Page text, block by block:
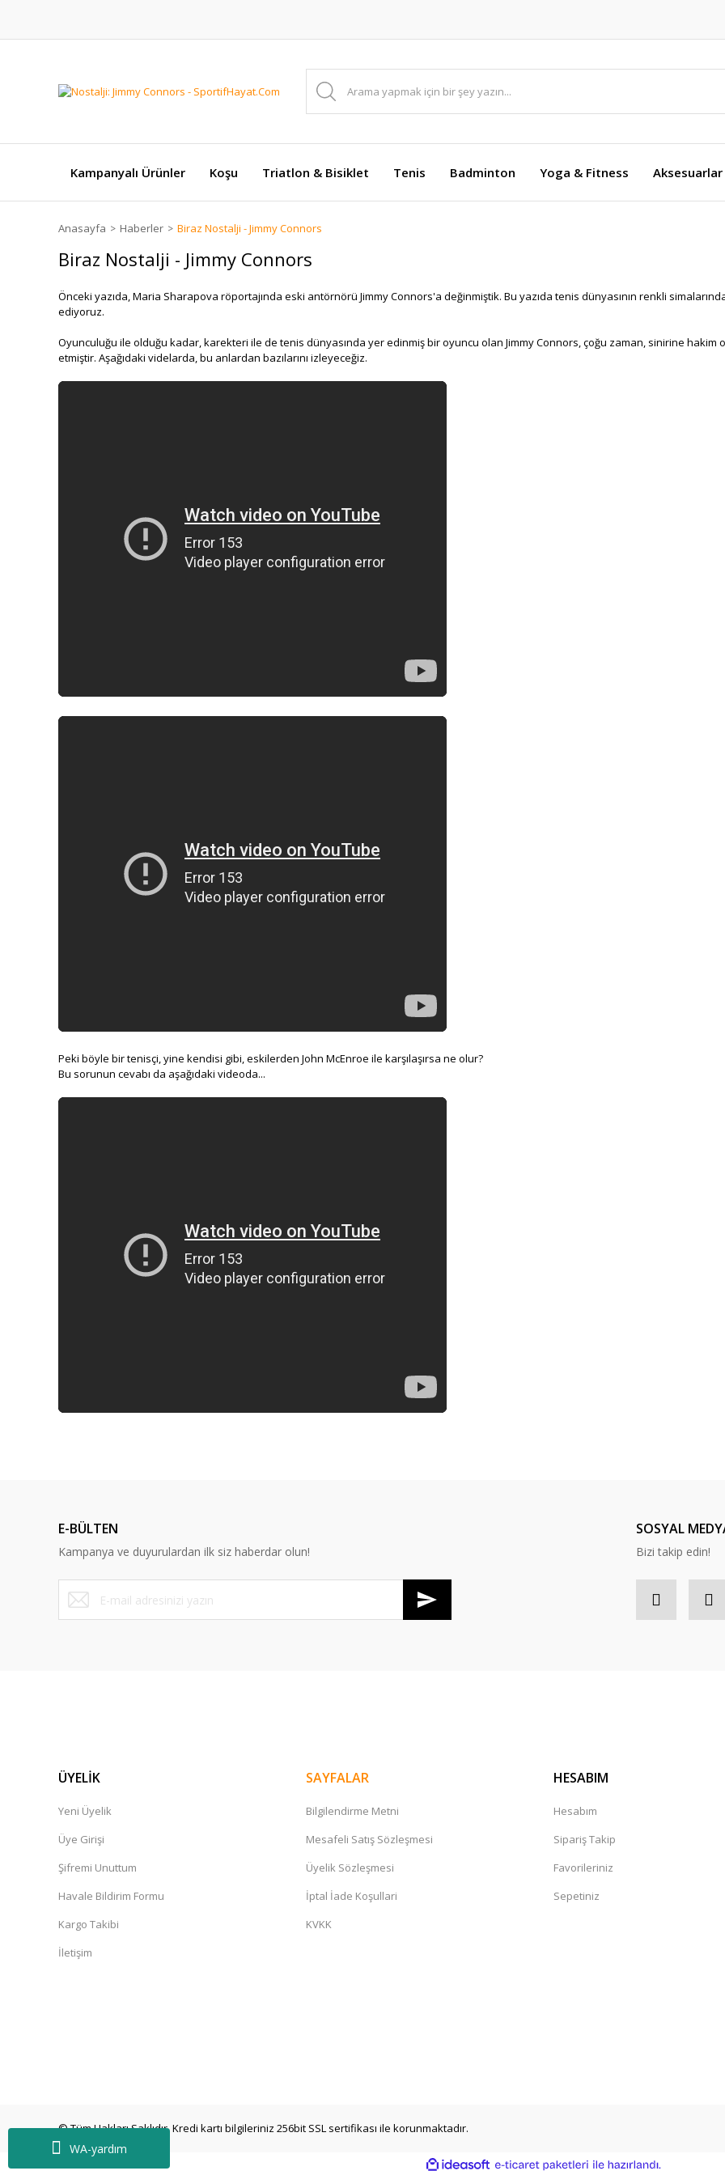
WA-yardım
Kampanyalı Ürünler Koşu Triatlon & Bisiklet Tenis Badminton Yoga & Fitness Aksesuarlar
Anasayfa Haberler Biraz Nostalji - Jimmy Connors
Biraz Nostalji - Jimmy Connors
Önceki yazıda, Maria Sharapova röportajında eski antörnörü Jimmy Connors'a değinmiştik. Bu yazıda tenis dünyasının renkli
ediyoruz.
Oyunculuğu ile olduğu kadar, karekteri ile de tenis dünyasında yer edinmiş bir oyuncu olan Jimmy Connors, çoğu zaman, sinirine hakim
etmiştir. Aşağıdaki videlarda, bu anlardan bazılarını izleyeceğiz.
Peki böyle bir tenisçi, yine kendisi gibi, eskilerden John McEnroe ile karşılaşırsa ne olur?
Bu sorunun cevabı da aşağıdaki videoda...
E-BÜLTEN
Kampanya ve duyurulardan ilk siz haberdar olun!
SOSYAL
Bizi takip edin!
ÜYELİK
Yeni Üyelik
Üye Girişi
Şifremi Unuttum
Havale Bildirim Formu
Kargo Takibi
İletişim
SAYFALAR
Bilgilendirme Metni
Mesafeli Satış Sözleşmesi
Üyelik Sözleşmesi
İptal İade Koşullari
KVKK
HESABIM
Hesabım
Sipariş Takip
Favorileriniz
Sepetiniz
© Tüm Hakları Saklıdır. Kredi kartı bilgileriniz 256bit SSL sertifikası ile korunmaktadır.
ideasoft
e-